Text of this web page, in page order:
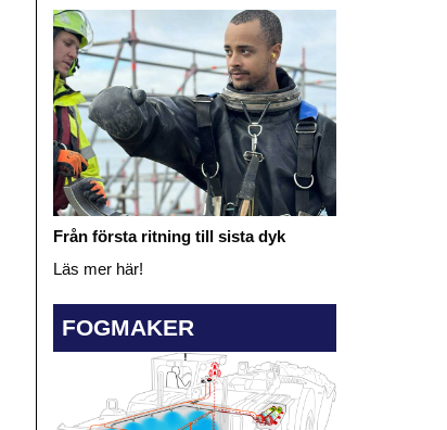
Från första ritning till sista dyk
Läs mer här!
FOGMAKER